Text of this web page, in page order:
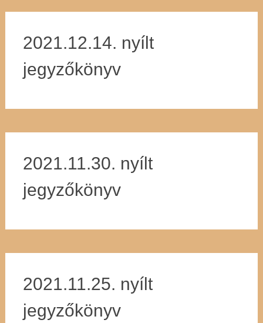
2021.12.14. nyílt
jegyzőkönyv
2021.11.30. nyílt
jegyzőkönyv
2021.11.25. nyílt
jegyzőkönyv